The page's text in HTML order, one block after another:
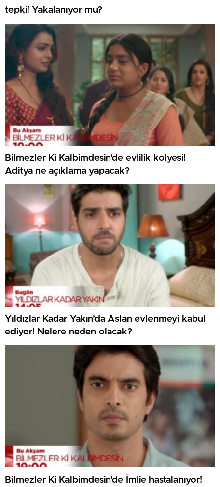
tepki! Yakalanıyor mu?
Bilmezler Ki Kalbimdesin’de evlilik kolyesi!
Aditya ne açıklama yapacak?
Yıldızlar Kadar Yakın’da Aslan evlenmeyi kabul
ediyor! Nelere neden olacak?
Bilmezler Ki Kalbimdesin’de İmlie hastalanıyor!